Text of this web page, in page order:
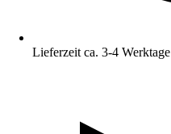
Lieferzeit ca. 3-4 Werktage